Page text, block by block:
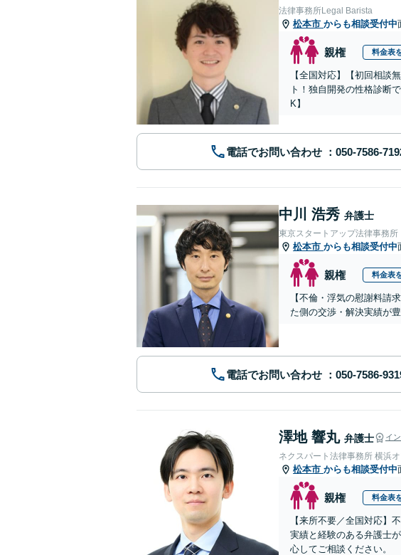
法律事務所Legal Barista
松本市 からも相談受付中
親権 料金表
【全国対応】【初回相談
ト！独自開発の性格診断
K】
電話でお問い合わせ
中川 浩秀 弁護士
東京スタートアップ法律事務所
松本市 からも相談受付中
親権 料金表
【不倫・浮気の慰謝料請
た側の交渉・解決実績が
電話でお問い合わせ
澤地 響丸 弁護士 イ
ネクスパート法律事務所 横浜
松本市 からも相談受付中
親権 料金表
【来所不要／全国対応】
実績と経験のある弁護士
心してご相談ください。